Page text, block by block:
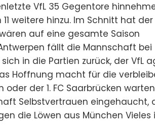
VfL 35 Gegentore
weitere hinzu. Im Schnitt hat der
auf eine gesamte Saison
fällt die Mannschaft bei
in die Partien zurück, der VfL
Hoffnung macht für die
der 1. FC Saarbrücken
Selbstvertrauen eingehaucht,
die Löwen aus München Vieles